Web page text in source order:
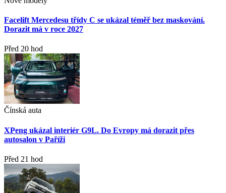
Facelift Mercedesu třídy C se ukázal téměř bez maskování.
Dorazit má v roce 2027
Před 20 hod
Čínská auta
XPeng ukázal interiér G9L. Do Evropy má dorazit přes
autosalon v Paříži
Před 21 hod